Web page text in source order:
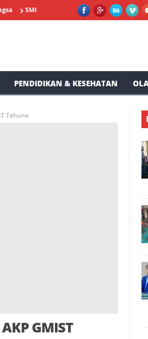
Negeri 2 Tompaso Siap Memeriahkan
PENDIDIKAN & KESEHATAN
Tahuna
GMIST